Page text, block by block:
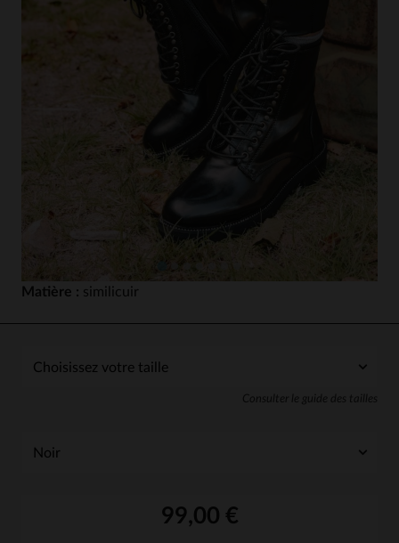
Matière : similicuir
Consulter le guide des tailles
99,00 €